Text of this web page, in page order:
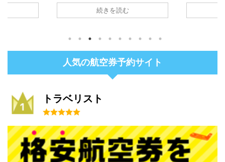
トを予約す
国内すべて
空券や国
も新幹線、
ティビティ
を発券する方法を説明しています。ま
た，Expediaで座席指定する方法もご
世界最大級のオンライン旅行会社で
す。エクスペディアの公式サイトに
は，次のように説明があります。 続
おいて最も成長しているオンライン旅
わせてお選びいただける，さまざまな
ホテル，現地ツアー，旅行 ...
続きを読む
入する方法
月に就航し
人気の航空券予約サイト
トラベリスト